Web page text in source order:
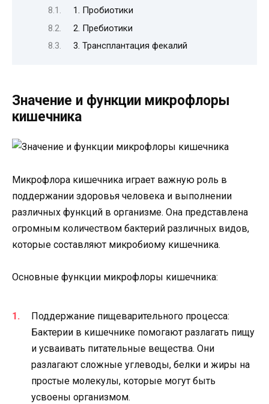
1. Пробиотики
2. Пребиотики
3. Трансплантация фекалий
Значение и функции микрофлоры
кишечника
Микрофлора кишечника играет важную роль в
поддержании здоровья человека и выполнении
различных функций в организме. Она представлена
огромным количеством бактерий различных видов,
которые составляют микробиому кишечника.
Основные функции микрофлоры кишечника:
Поддержание пищеварительного процесса:
Бактерии в кишечнике помогают разлагать пищу
и усваивать питательные вещества. Они
разлагают сложные углеводы, белки и жиры на
простые молекулы, которые могут быть
усвоены организмом.